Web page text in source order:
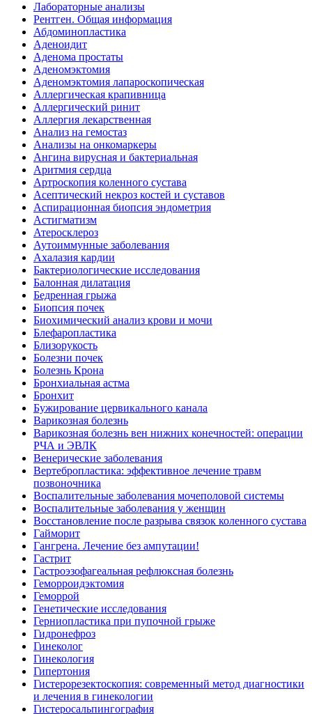
Лабораторные анализы
Рентген. Общая информация
Абдоминопластика
Аденоидит
Аденома простаты
Аденомэктомия
Аденомэктомия лапароскопическая
Аллергическая крапивница
Аллергический ринит
Аллергия лекарственная
Анализ на гемостаз
Анализы на онкомаркеры
Ангина вирусная и бактериальная
Аритмия сердца
Артроскопия коленного сустава
Асептический некроз костей и суставов
Аспирационная биопсия эндометрия
Астигматизм
Атеросклероз
Аутоиммунные заболевания
Ахалазия кардии
Бактериологические исследования
Балонная дилатация
Бедренная грыжа
Биопсия почек
Биохимический анализ крови и мочи
Блефаропластика
Близорукость
Болезни почек
Болезнь Крона
Бронхиальная астма
Бронхит
Бужирование цервикального канала
Варикозная болезнь
Варикозная болезнь вен нижних конечностей: операции
РЧА и ЭВЛК
Венерические заболевания
Вертебропластика: эффективное лечение травм
позвоночника
Воспалительные заболевания мочеполовой системы
Воспалительные заболевания у женщин
Восстановление после разрыва связок коленного сустава
Гайморит
Гангрена. Лечение без ампутации!
Гастрит
Гастроэзофагеальная рефлюксная болезнь
Геморроидэктомия
Геморрой
Генетические исследования
Герниопластика при пупочной грыже
Гидронефроз
Гинеколог
Гинекология
Гипертония
Гистерорезектоскопия: современный метод диагностики
и лечения в гинекологии
Гистеросальпингография